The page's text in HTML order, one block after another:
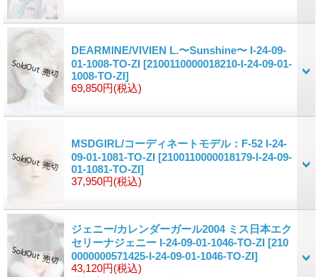
DEARMINE/VIVIEN L.〜Sunshine〜 I-24-09-
01-1008-TO-ZI [2100110000018210-I-24-09-01-
1008-TO-ZI]
69,850円(税込)
MSDGIRL/コーディネートモデル：F-52 I-24-
09-01-1081-TO-ZI [2100110000018179-I-24-09-
01-1081-TO-ZI]
37,950円(税込)
ジェニー/カレンダーガール2004 ミス日本エク
セリーナジェニー I-24-09-01-1046-TO-ZI [210
0000000571425-I-24-09-01-1046-TO-ZI]
43,120円(税込)